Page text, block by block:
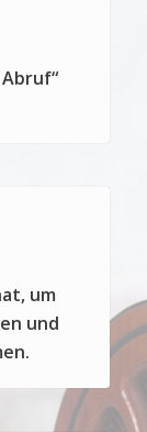
um
und